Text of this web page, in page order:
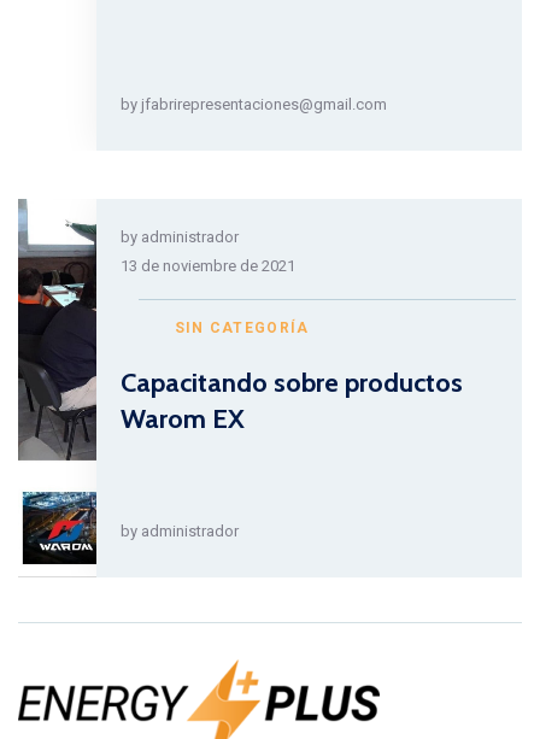
by jfabrirepresentaciones@gmail.com
by administrador
13 de noviembre de 2021
SIN CATEGORÍA
Capacitando sobre productos
Warom EX
by administrador